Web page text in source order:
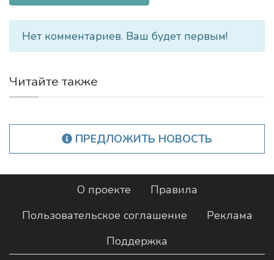
Нет комментариев. Ваш будет первым!
Читайте также
ПРЕДЛОЖИТЬ НОВОСТЬ
О проекте
Правила
Пользовательское соглашение
Реклама
Поддержка